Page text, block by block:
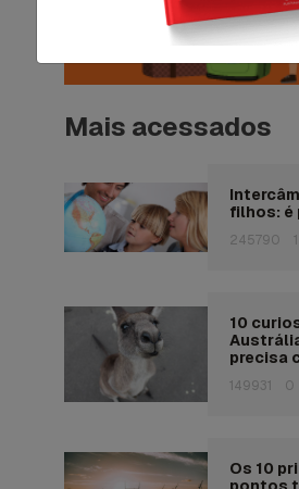
Mais acessados
filhos: é
245790 1
10
precisa
149931 0
Os 10